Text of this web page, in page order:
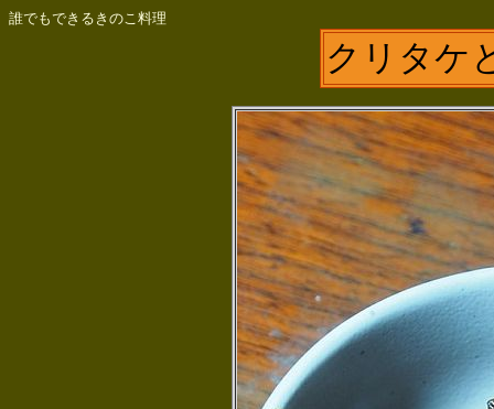
誰でもできるきのこ料理
クリタケ